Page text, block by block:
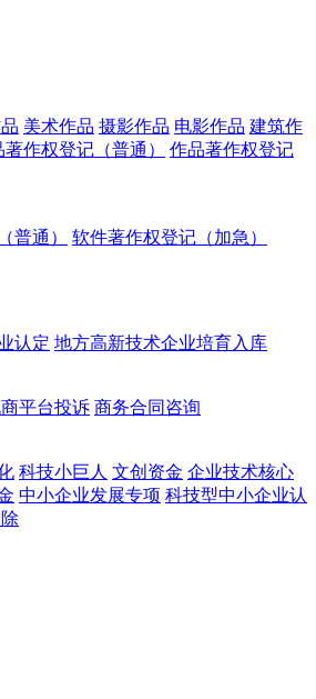
美术作品 摄影作品 电影作品 建筑作
著作权登记（普通）
作品著作权登记
普通）
软件著作权登记（加急）
认定 地方高新技术企业培育入库
平台投诉 商务合同咨询
科技小巨人 文创资金 企业技术核心
中小企业发展专项 科技型中小企业认